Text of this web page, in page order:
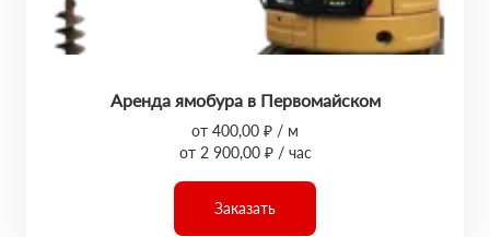
Аренда ямобура в Первомайском
от 400,00 ₽ / м
от 2 900,00 ₽ / час
Заказать